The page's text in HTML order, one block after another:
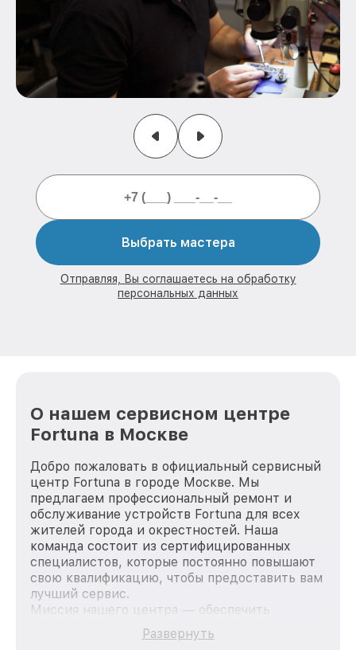
Выбрать мастера
Отправляя, Вы соглашаетесь на обработку
персональных данных
О нашем сервисном центре
Fortuna в Москве
Добро пожаловать в официальный сервисный
центр Fortuna в городе Москве. Мы
предлагаем профессиональный ремонт и
обслуживание устройств Fortuna для всех
жителей города и окрестностей. Наша
команда состоит из сертифицированных
специалистов, которые постоянно повышают
свою квалификацию, чтобы предоставить вам
лучший сервис.
Миссия нашего центра — обеспечить
качественный и доступный ремонт для
каждого пользователя продукции Fortuna, вне
Развернуть